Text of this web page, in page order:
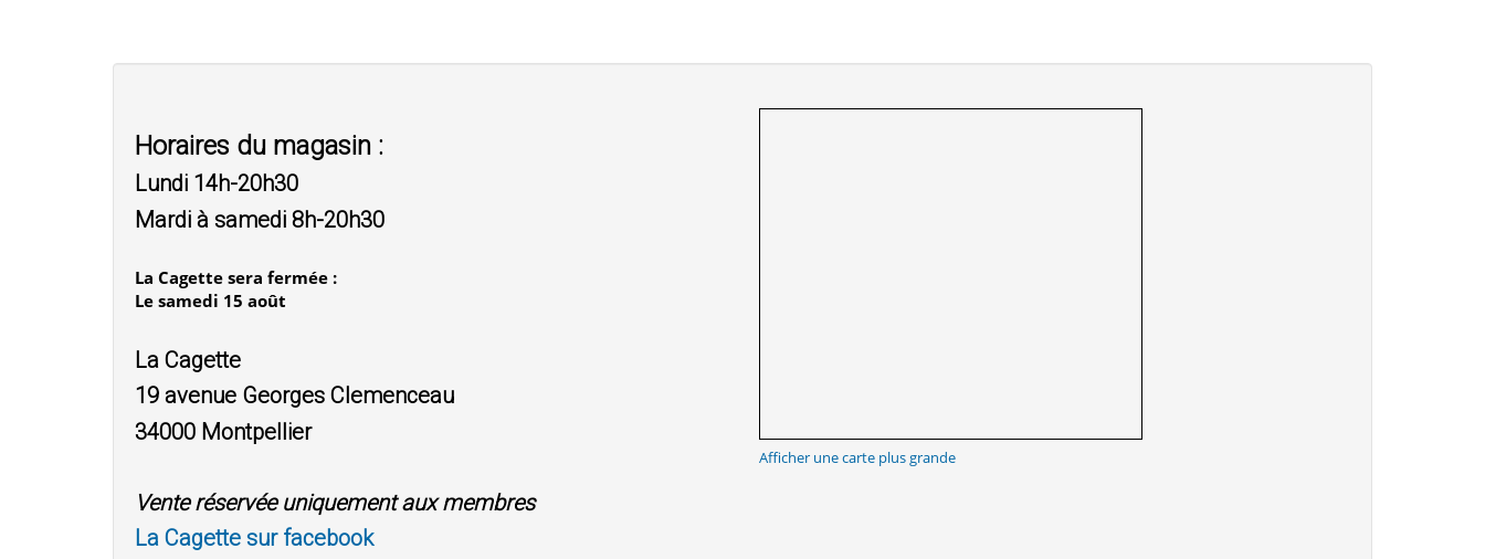
Horaires du magasin :
Lundi 14h-20h30
Mardi à samedi 8h-20h30
La Cagette sera fermée :
Le samedi 15 août
La Cagette
19 avenue Georges Clemenceau
34000 Montpellier
Vente réservée uniquement aux membres
La Cagette sur facebook
Afficher une carte plus grande